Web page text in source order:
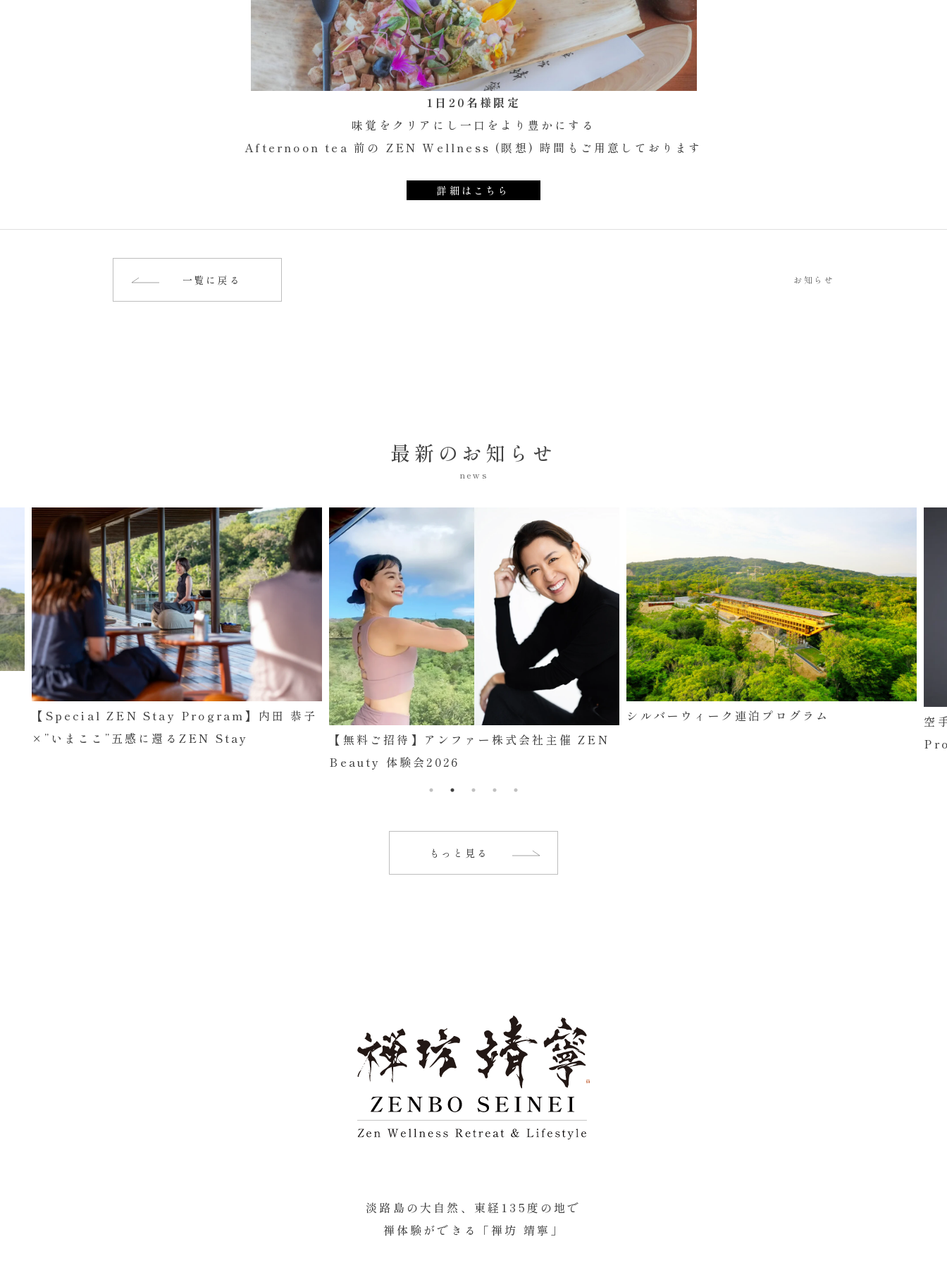
1日20名様限定
味覚をクリアにし一口をより豊かにする
Afternoon tea 前の ZEN Wellness (瞑想) 時間もご用意しております
詳細はこちら
一覧に戻る お知らせ
最新のお知らせ
news
【Special ZEN Stay Program】内田 恭子
×”いまここ”五感に還るZEN Stay
【無料ご招待】アンファー株式会社主催 ZEN
Beauty 体験会2026
シルバーウィーク連泊プログラム
空
もっと見る
淡路島の大自然、東経135度の地で
禅体験ができる「禅坊 靖寧」